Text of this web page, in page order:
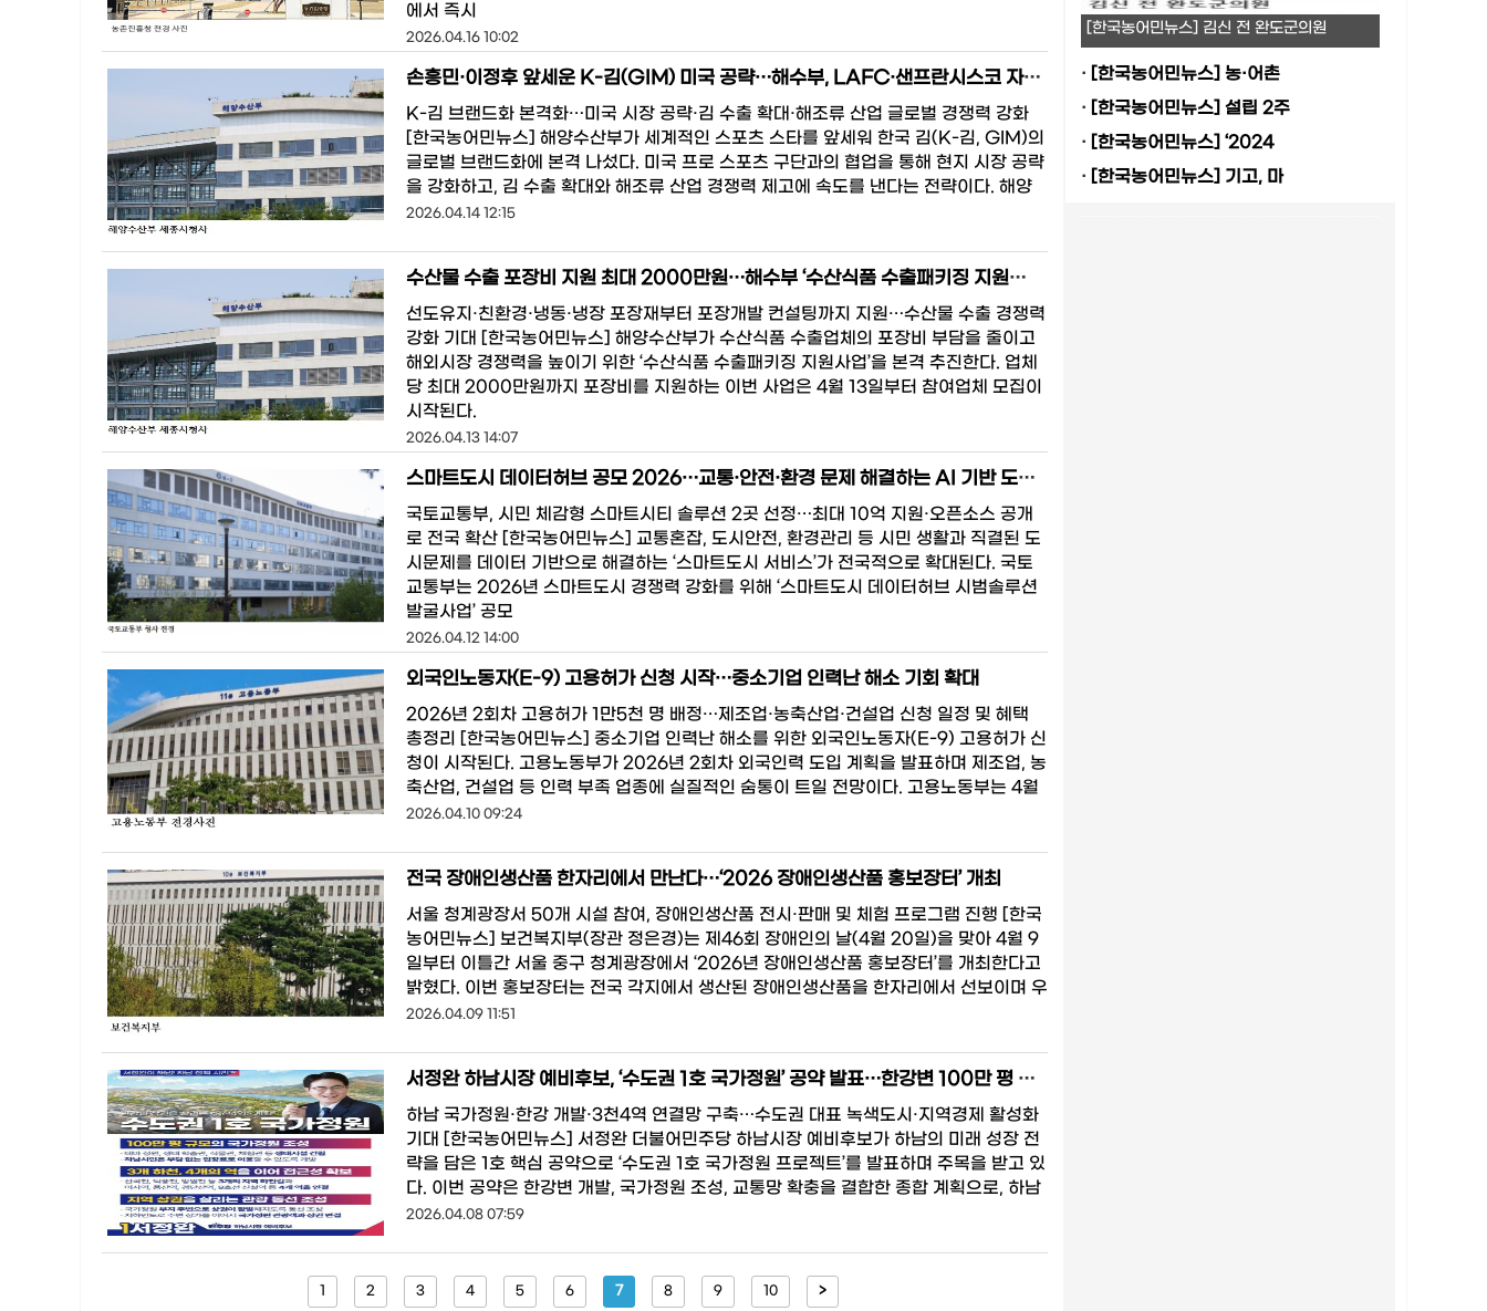
에서 즉시
2026.04.16 10:02
손흥민·이정후 앞세운 K-김(GIM) 미국 공략…해수부, LAFC·샌프란시스코 자이언츠와 협약
K-김 브랜드화 본격화…미국 시장 공략·김 수출 확대·해조류 산업 글로벌 경쟁력 강화
[한국농어민뉴스] 해양수산부가 세계적인 스포츠 스타를 앞세워 한국 김(K-김, GIM)의
글로벌 브랜드화에 본격 나섰다. 미국 프로 스포츠 구단과의 협업을 통해 현지 시장 공략
을 강화하고, 김 수출 확대와 해조류 산업 경쟁력 제고에 속도를 낸다는 전략이다. 해양
2026.04.14 12:15
수산물 수출 포장비 지원 최대 2000만원…해수부 ‘수산식품 수출패키징 지원사업’ 참여업체 모집
선도유지·친환경·냉동·냉장 포장재부터 포장개발 컨설팅까지 지원…수산물 수출 경쟁력
강화 기대 [한국농어민뉴스] 해양수산부가 수산식품 수출업체의 포장비 부담을 줄이고
해외시장 경쟁력을 높이기 위한 ‘수산식품 수출패키징 지원사업’을 본격 추진한다. 업체
당 최대 2000만원까지 포장비를 지원하는 이번 사업은 4월 13일부터 참여업체 모집이
시작된다.
2026.04.13 14:07
스마트도시 데이터허브 공모 2026…교통·안전·환경 문제 해결하는 AI 기반 도시혁신 본격화
국토교통부, 시민 체감형 스마트시티 솔루션 2곳 선정…최대 10억 지원·오픈소스 공개
로 전국 확산 [한국농어민뉴스] 교통혼잡, 도시안전, 환경관리 등 시민 생활과 직결된 도
시문제를 데이터 기반으로 해결하는 ‘스마트도시 서비스’가 전국적으로 확대된다. 국토
교통부는 2026년 스마트도시 경쟁력 강화를 위해 ‘스마트도시 데이터허브 시범솔루션
발굴사업’ 공모
2026.04.12 14:00
외국인노동자(E-9) 고용허가 신청 시작…중소기업 인력난 해소 기회 확대
2026년 2회차 고용허가 1만5천 명 배정…제조업·농축산업·건설업 신청 일정 및 혜택
총정리 [한국농어민뉴스] 중소기업 인력난 해소를 위한 외국인노동자(E-9) 고용허가 신
청이 시작된다. 고용노동부가 2026년 2회차 외국인력 도입 계획을 발표하며 제조업, 농
축산업, 건설업 등 인력 부족 업종에 실질적인 숨통이 트일 전망이다. 고용노동부는 4월
2026.04.10 09:24
전국 장애인생산품 한자리에서 만난다…‘2026 장애인생산품 홍보장터’ 개최
서울 청계광장서 50개 시설 참여, 장애인생산품 전시·판매 및 체험 프로그램 진행 [한국
농어민뉴스] 보건복지부(장관 정은경)는 제46회 장애인의 날(4월 20일)을 맞아 4월 9
일부터 이틀간 서울 중구 청계광장에서 ‘2026년 장애인생산품 홍보장터’를 개최한다고
밝혔다. 이번 홍보장터는 전국 각지에서 생산된 장애인생산품을 한자리에서 선보이며 우
2026.04.09 11:51
서정완 하남시장 예비후보, ‘수도권 1호 국가정원’ 공약 발표…한강변 100만 평 개발로 관광·경제 동시 잡는다
하남 국가정원·한강 개발·3천4역 연결망 구축…수도권 대표 녹색도시·지역경제 활성화
기대 [한국농어민뉴스] 서정완 더불어민주당 하남시장 예비후보가 하남의 미래 성장 전
략을 담은 1호 핵심 공약으로 ‘수도권 1호 국가정원 프로젝트’를 발표하며 주목을 받고 있
다. 이번 공약은 한강변 개발, 국가정원 조성, 교통망 확충을 결합한 종합 계획으로, 하남
2026.04.08 07:59
1 2 3 4 5 6 7 8 9 10 >
[한국농어민뉴스] 김신 전 완도군의원
· [한국농어민뉴스] 농·어촌
· [한국농어민뉴스] 설립 2주
· [한국농어민뉴스] ‘2024
· [한국농어민뉴스] 기고, 마